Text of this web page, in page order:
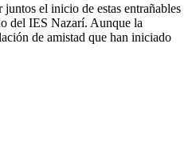
el inicio de estas entrañables
del IES Nazarí. Aunque la
de amistad que han iniciado